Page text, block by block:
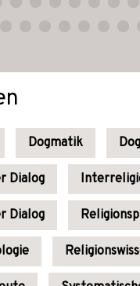
Dogmatik
Dialog
Dialog